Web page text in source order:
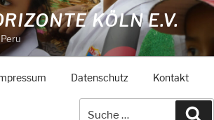
KÖLN E.V.
Datenschutz Kontakt